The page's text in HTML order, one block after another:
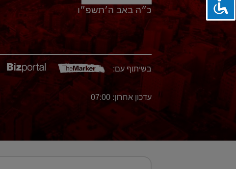
כ״ה באב ה׳תשפ״ו
בשיתוף עם:
עדכון אחרון: 07:00